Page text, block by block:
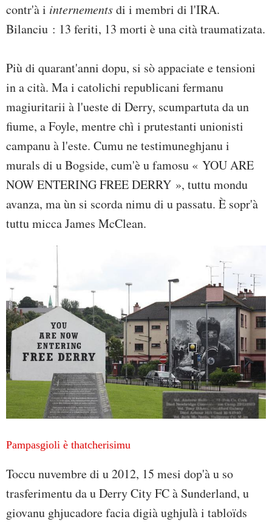
contr'à i internementsdi i membri di l'IRA.
Bilanciu : 13 feriti, 13 morti è una cità traumatizata.
Più di quarant'anni dopu, si sò appaciate e tensioni
in a cità. Ma i catolichi republicani fermanu
magiuritarii à l'ueste di Derry, scumpartuta da un
fiume, a Foyle, mentre chì i prutestanti unionisti
campanu à l'este. Cumu ne testimuneghjanu i
murals di u Bogside, cum'è u famosu « YOU ARE
NOW ENTERING FREE DERRY », tuttu mondu
avanza, ma ùn si scorda nimu di u passatu. È sopr'à
tuttu micca James McClean.
Pampasgioli è thatcherisimu
Toccu nuvembre di u 2012, 15 mesi dop'à u so
trasferimentu da u Derry City FC à Sunderland, u
giovanu ghjucadore facia digià ughjulà i tabloïds